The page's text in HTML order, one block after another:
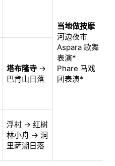
当地做按摩
河边夜市
Aspara 歌舞
表演*
Phare 马戏
团表演*
塔布隆寺 →
巴肯山日落
浮村 → 红树
林小舟 → 洞
里萨湖日落